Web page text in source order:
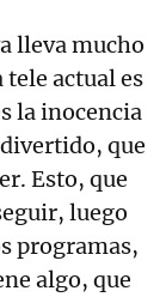
lleva mucho
actual es
la inocencia
que
Esto, que
luego
programas,
algo, que